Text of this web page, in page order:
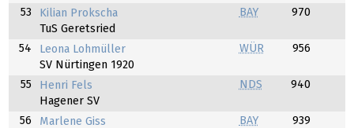
53
Kilian Prokscha
TuS Geretsried
BAY 970
54
Leona Lohmüller
SV Nürtingen 1920
WÜR 956
55
Henri Fels
Hagener SV
NDS 940
56
Marlene Giss
BAY 939